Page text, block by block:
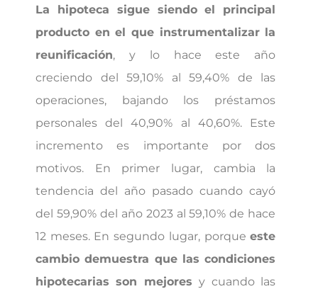
La hipoteca sigue siendo el principal
producto en el que instrumentalizar la
reunificación, y lo hace este año
creciendo del 59,10% al 59,40% de las
operaciones, bajando los préstamos
personales del 40,90% al 40,60%. Este
incremento es importante por dos
motivos. En primer lugar, cambia la
tendencia del año pasado cuando cayó
del 59,90% del año 2023 al 59,10% de hace
12 meses. En segundo lugar, porqueeste
cambio demuestra que las condiciones
hipotecarias son mejoresy cuando las